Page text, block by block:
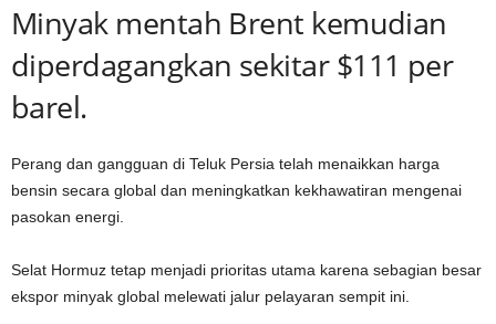
Minyak mentah Brent kemudian
diperdagangkan sekitar $111 per
barel.
Perang dan gangguan di Teluk Persia telah menaikkan harga
bensin secara global dan meningkatkan kekhawatiran mengenai
pasokan energi.
Selat Hormuz tetap menjadi prioritas utama karena sebagian besar
ekspor minyak global melewati jalur pelayaran sempit ini.